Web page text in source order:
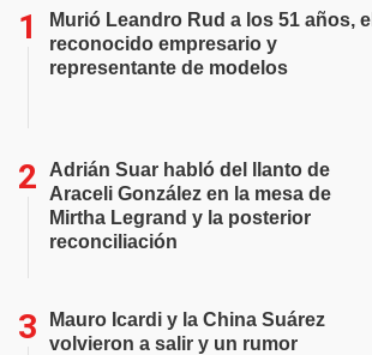
Murió Leandro Rud a los 51 años, el
reconocido empresario y
representante de modelos
Adrián Suar habló del llanto de
Araceli González en la mesa de
Mirtha Legrand y la posterior
reconciliación
Mauro Icardi y la China Suárez
volvieron a salir y un rumor